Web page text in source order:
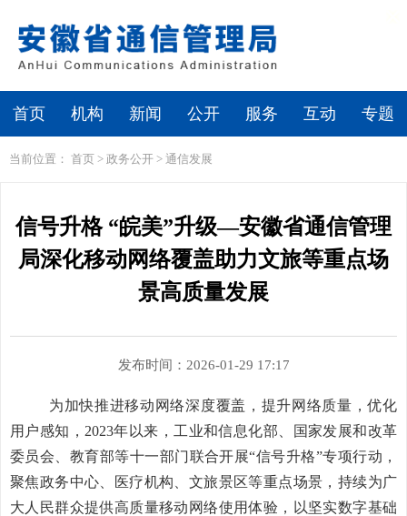
首页 机构 新闻 公开 服务 互动 专题
当前位置： 首页 > 政务公开 > 通信发展
信号升格 “皖美”升级—安徽省通信管理
局深化移动网络覆盖助力文旅等重点场
景高质量发展
发布时间：2026-01-29 17:17
为加快推进移动网络深度覆盖，提升网络质量，优化
用户感知，2023年以来，工业和信息化部、国家发展和改革
委员会、教育部等十一部门联合开展“信号升格”专项行动，
聚焦政务中心、医疗机构、文旅景区等重点场景，持续为广
大人民群众提供高质量移动网络使用体验，以坚实数字基础